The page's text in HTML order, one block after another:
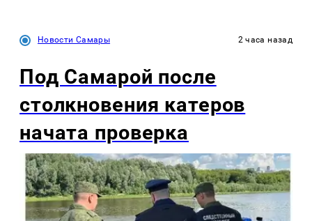
Новости Самары 2 часа назад
Под Самарой после
столкновения катеров
начата проверка